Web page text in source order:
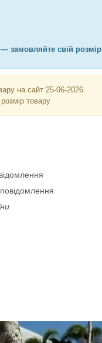
— замовляйте свій
на сайт 25-06-2026
товару